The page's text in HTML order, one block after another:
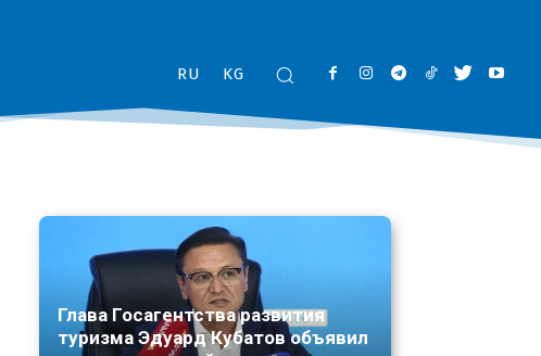
RU KG
Глава Госагентства развития
туризма Эдуард Кубатов объявил